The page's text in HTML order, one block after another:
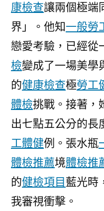
康檢查讓兩個極端
界」。他知一般勞
戀愛考驗，已經從
檢變成了一場美學
的健康檢查極勞工
體檢挑戰。接著，
出七點五公分的長
工體健例。張水瓶
體檢推薦境體檢推
的健檢項目藍光時
我審視衝擊。